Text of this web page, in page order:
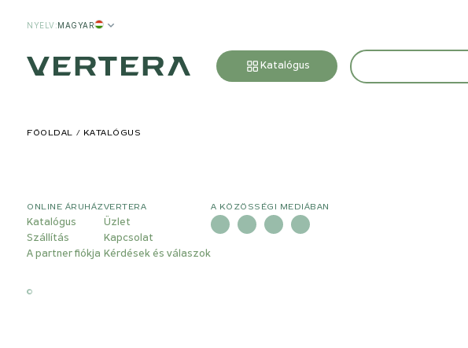
NYELV:MAGYAR
Katalógus
FŐOLDAL KATALÓGUS
ONLINE ÁRUHÁZ
Katalógus
Szállítás
A partner fiókja
VERTERA
Üzlet
Kapcsolat
Kérdések és válaszok
A KÖZÖSSÉGI MEDIÁBAN
©